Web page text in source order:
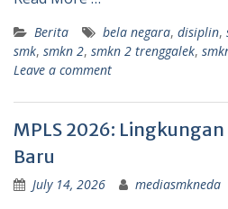
Berita bela negara, disiplin,
smk, smkn 2, smkn 2 trenggalek,
Leave a comment
MPLS 2026:
Baru
July 14, 2026 mediasmkneda